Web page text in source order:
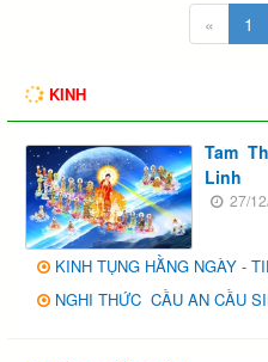
« 1
KINH
Tam
Linh
27/
KINH TỤNG HẰNG NGÀY -
NGHI THỨC CẦU AN CẦU